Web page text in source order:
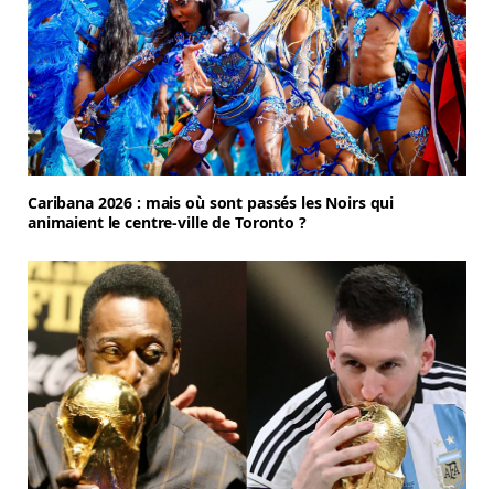
Caribana 2026 : mais où sont passés les Noirs qui
animaient le centre-ville de Toronto ?